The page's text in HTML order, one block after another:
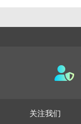
关注我们